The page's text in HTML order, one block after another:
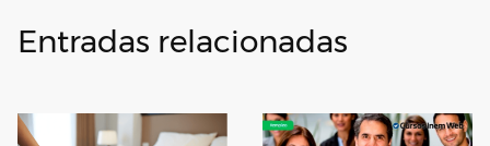
Entradas relacionadas